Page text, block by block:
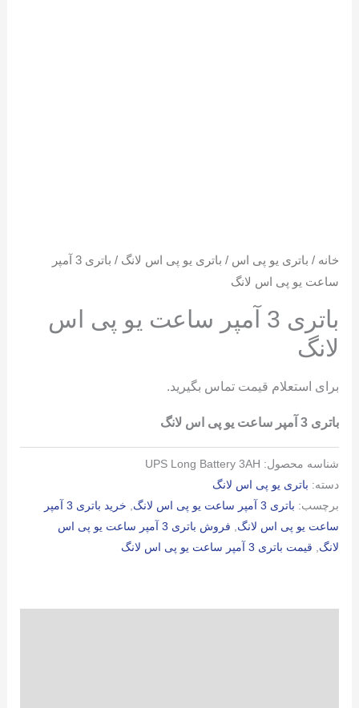
خانه / باتری یو پی اس / باتری یو پی اس لانگ
/ باتری 3 آمپر
ساعت یو پی اس لانگ
باتری 3 آمپر ساعت یو پی اس
لانگ
برای استعلام قیمت تماس بگیرید.
باتری 3 آمپر ساعت یو پی اس لانگ
شناسه محصول: UPS Long Battery 3AH
دسته: باتری یو پی اس لانگ
برچسب: باتری 3 آمپر ساعت یو پی اس لانگ
خرید باتری 3 آمپر
ساعت یو پی اس لانگ
فروش باتری 3 آمپر ساعت یو پی اس
لانگ
قیمت باتری 3 آمپر ساعت یو پی اس لانگ